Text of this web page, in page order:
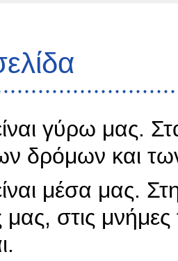
γύρω μας.
δρόμων και
μέσα μας.
στις